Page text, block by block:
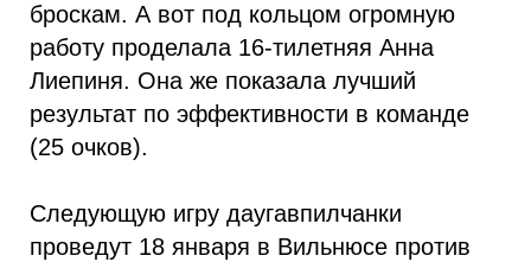
броскам. А вот под кольцом огромную
работу проделала 16-тилетняя Анна
Лиепиня. Она же показала лучший
результат по эффективности в команде
(25 очков).
Следующую игру даугавпилчанки
проведут 18 января в Вильнюсе против